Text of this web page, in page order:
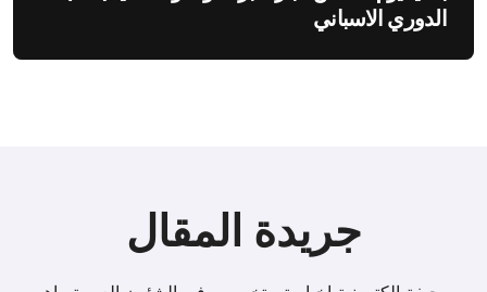
الدوري الاسباني
جريدة المقال